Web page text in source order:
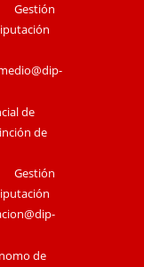
de
de
de